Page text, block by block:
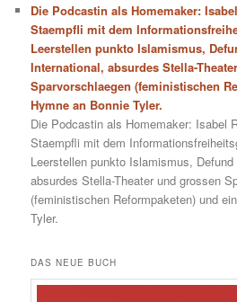
Die Podcastin als Homemaker:
Staempfli mit dem
Leerstellen punkto Islamismus,
International, absurdes Stella-
Sparvorschlaegen (feministischen
Hymne an Bonnie Tyler.
Die Podcastin als Homemaker: Isabel
Staempfli mit dem
Leerstellen punkto Islamismus,
absurdes Stella-Theater und grossen
(feministischen Reformpaketen) und
Tyler.
DAS NEUE BUCH